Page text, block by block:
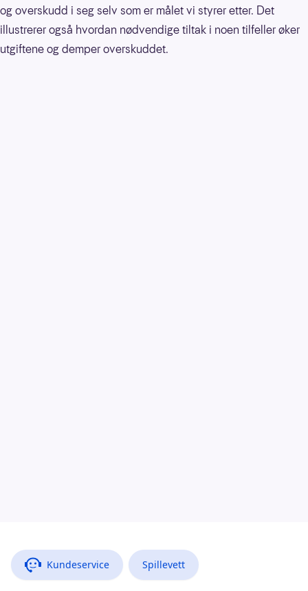
og overskudd i seg selv som er målet vi styrer etter. Det
illustrerer også hvordan nødvendige tiltak i noen tilfeller øker
utgiftene og demper overskuddet.
Kundeservice Spillevett